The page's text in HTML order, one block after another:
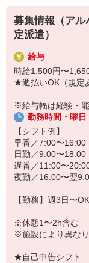
自分らしく活躍で
＼ 嬉しいメリッ
◎交通費全額支給
◎規定により週払い
◎勤務スタート後の
さらに、旅行やグ
様々なサービスを
・薬やおしぼりの準
・体操や季節ごとの
・歩行、車椅子の介助
・見守り
※施設により異なりま
★施設内は冷暖房完
あなたのスキルに合
20代・30代・40代・
若手からミドル、中
中！
「こんな時だからこ
「すぐに働けるとこ
「しっかり稼げるア
そんな方もぜひ！お
募集情報（アル
定派遣）
給与
時給1,500円〜
★週払いOK（規定
※給与幅は経験・
勤務時間・曜日
【シフト例】
早番／7:00〜16:00
日勤／9:00〜18:00
遅番／11:00〜
夜勤／16:00〜翌
【勤務】週3日〜OK
※休憩1〜2h含む
※施設により異な
★自己申告シフト